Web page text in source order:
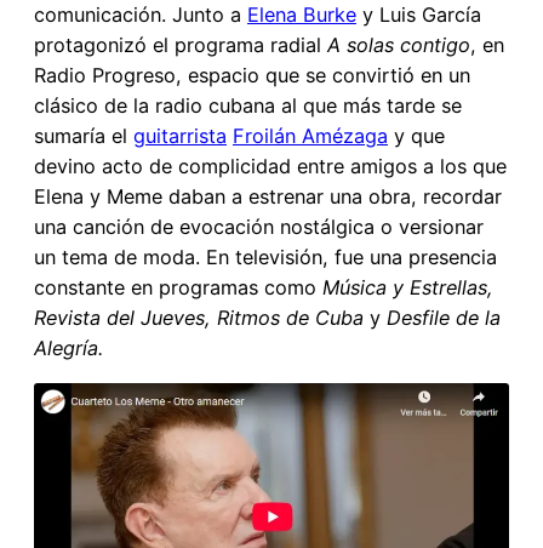
comunicación. Junto a Elena Burke y Luis García
protagonizó el programa radial A solas contigo, en
Radio Progreso, espacio que se convirtió en un
clásico de la radio cubana al que más tarde se
sumaría el guitarrista Froilán Amézaga y que
devino acto de complicidad entre amigos a los que
Elena y Meme daban a estrenar una obra, recordar
una canción de evocación nostálgica o versionar
un tema de moda. En televisión, fue una presencia
constante en programas como Música y Estrellas,
Revista del Jueves, Ritmos de Cuba y Desfile de la
Alegría.